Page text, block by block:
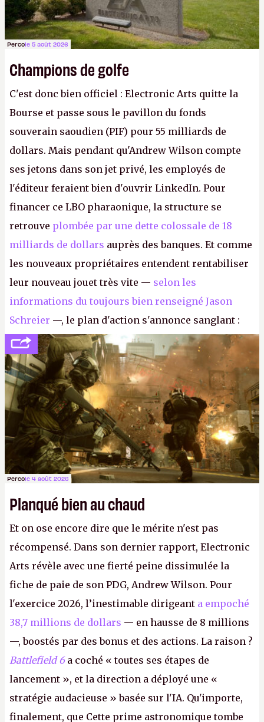
Percole 5 août 2026
Champions de golfe
C'est donc bien officiel : Electronic Arts quitte la
Bourse et passe sous le pavillon du fonds
souverain saoudien (PIF) pour 55 milliards de
dollars. Mais pendant qu'Andrew Wilson compte
ses jetons dans son jet privé, les employés de
l'éditeur feraient bien d'ouvrir LinkedIn. Pour
financer ce LBO pharaonique, la structure se
retrouve plombée par une dette colossale de 18
milliards de dollars auprès des banques. Et comme
les nouveaux propriétaires entendent rentabiliser
leur nouveau jouet très vite — selon les
informations du toujours bien renseigné Jason
Schreier —, le plan d'action s'annonce sanglant :
réductions de coûts drastiques, fermetures de
studios et licenciements massifs. En gros, essorer
FCetBattlefield, puis virer le reste.P.
Percole 4 août 2026
Planqué bien au chaud
Et on ose encore dire que le mérite n'est pas
récompensé. Dans son dernier rapport, Electronic
Arts révèle avec une fierté peine dissimulée la
fiche de paie de son PDG, Andrew Wilson. Pour
l'exercice 2026, l’inestimable dirigeant a empoché
38,7 millions de dollars — en hausse de 8 millions
—, boostés par des bonus et des actions. La raison ?
Battlefield 6 a coché « toutes ses étapes de
lancement », et la direction a déployé une «
stratégie audacieuse » basée sur l'IA. Qu'importe,
finalement, que Cette prime astronomique tombe